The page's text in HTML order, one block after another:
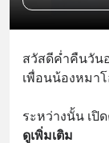
สวัสดีค่ำคืนวัน
เพื่อนน้องหมา
ระหว่างนั้น เปิ
ดูเพิ่มเติม